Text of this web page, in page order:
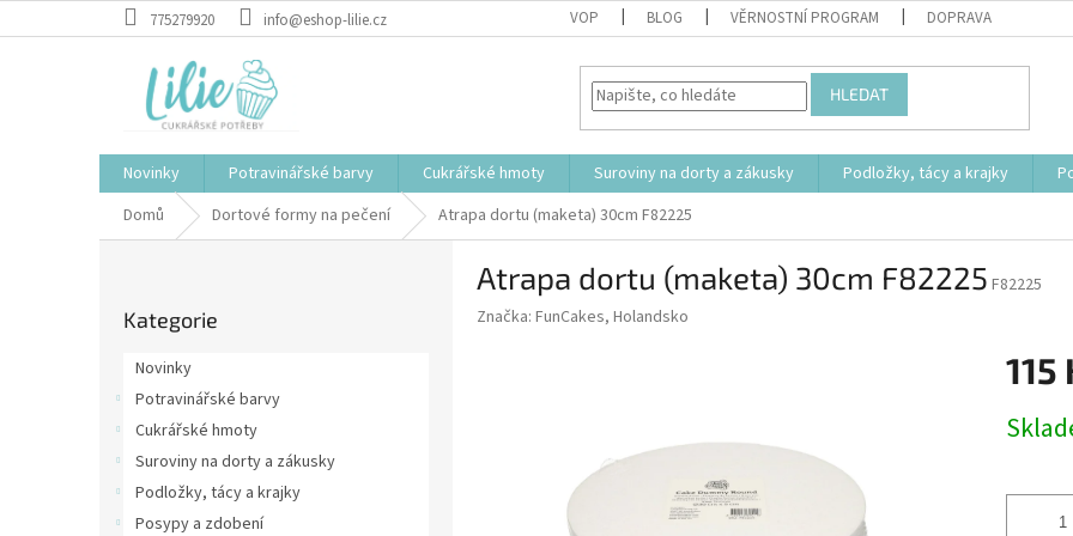
na
775279920 info@eshop-lilie.cz VOP BLOG VĚRNOSTNÍ PROGRAM DOPRAVA
HLEDAT
Novinky Potravinářské barvy Cukrářské hmoty Suroviny na dorty a zákusky Podložky, tácy a krajky
Domů
Dortové formy na pečení Atrapa dortu (maketa) 30cm F82225
kategorie
Kategorie
Novinky
Potravinářské barvy
Cukrářské hmoty
Suroviny na dorty a zákusky
Podložky, tácy a krajky
Posypy a zdobení
Atrapa dortu (maketa) 30cm F82225 F82225
Značka: FunCakes, Holandsko
115
cena: